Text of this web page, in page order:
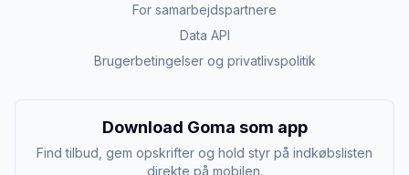
For samarbejdspartnere
Data API
Brugerbetingelser og privatlivspolitik
Download Goma som app
Find tilbud, gem opskrifter og hold styr på indkøbslisten
direkte på mobilen.